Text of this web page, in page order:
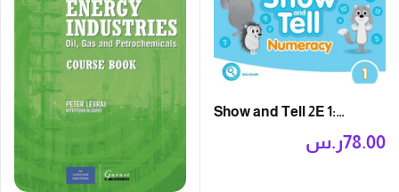
Show and Tell 2E 1:
ر.س78.00